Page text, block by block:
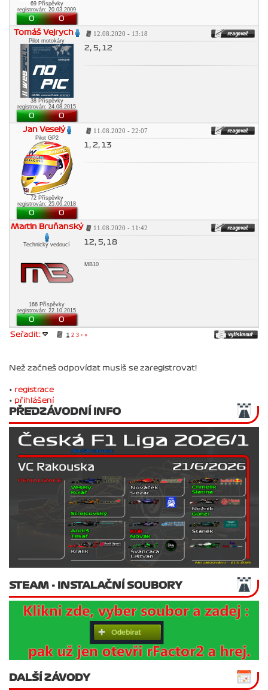
69 Příspěvky
registrován: 20.03.2009
0
0
Tomáš Vejrych
Pilot motokáry
38 Příspěvky
registrován: 24.08.2015
0 0
12.08.2020 - 13:18
2, 5, 12
Jan Veselý
Pilot GP2
72 Příspěvky
registrován: 25.06.2018
0 0
11.08.2020 - 22:07
1, 2, 13
Martin Bruňanský
Technický vedoucí
166 Příspěvky
registrován: 22.10.2015
0 0
11.08.2020 - 11:42
12, 5, 18
MB10
Seřadit: 1 2 3 › »
Než začneš odpovídat musíš se zaregistrovat!
• registrace
• přihlášení
PŘEDZÁVODNÍ INFO
STEAM - INSTALAČNÍ SOUBORY
DALŠÍ ZÁVODY